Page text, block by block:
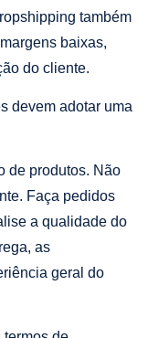
também
baixas,
do cliente.
devem adotar uma
de produtos. Não
Faça pedidos
a qualidade do
as
geral do